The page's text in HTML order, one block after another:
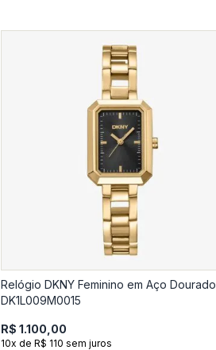
Relógio DKNY Feminino em Aço Dourado
DK1L009M0015
R$ 1.100,00
10x de R$ 110 sem juros